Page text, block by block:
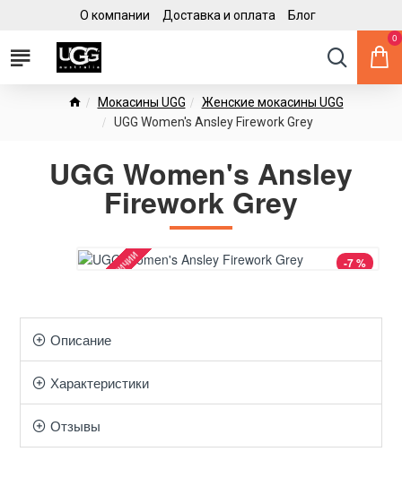
О компании Доставка и оплата Блог
0
Мокасины UGG
Женские мокасины UGG
UGG Women's Ansley Firework Grey
UGG Women's Ansley
Firework Grey
-7 %
Нет в наличии
Описание
Характеристики
Отзывы